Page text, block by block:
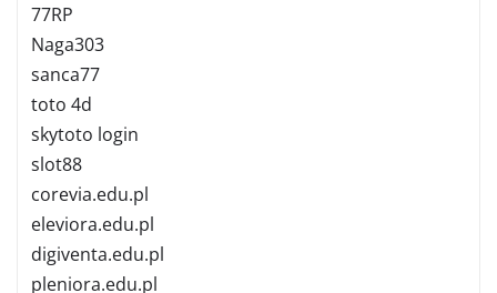
77RP
Naga303
sanca77
toto 4d
skytoto login
slot88
corevia.edu.pl
eleviora.edu.pl
digiventa.edu.pl
pleniora.edu.pl